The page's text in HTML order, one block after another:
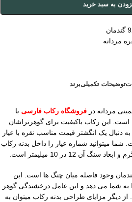
به سبد خرید
مردانه
توضیحات تکمیلیبرند
فروشگاه رکاب فارسی با
این رکاب باکیفیت برای گوهرتراشان
یک انگشتر قیمت مناسب نقره با عیار
شما میتوانید شماره عیار را داخل بدنه رکاب
مزیت های رکاب نقره 925 گندمان وجود فاصله میان چنگ ها است. این
به شما می دهد و این عامل درخشندگی گوهر
از دیگر مزایای طراحی بدنه رکاب میتوان به